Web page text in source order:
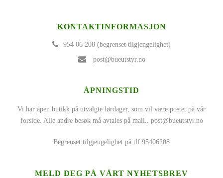
KONTAKTINFORMASJON
954 06 208 (begrenset tilgjengelighet)
post@bueutstyr.no
ÅPNINGSTID
Vi har åpen butikk på utvalgte lørdager, som vil være postet på vår
forside. Alle andre besøk må avtales på mail.. post@bueutstyr.no
Begrenset tilgjengelighet på tlf 95406208
MELD DEG PÅ VÅRT NYHETSBREV